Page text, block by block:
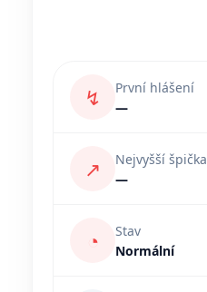
↯
První hlášení
—
↗
Nejvyšší špička
—
◔
Stav
Normální